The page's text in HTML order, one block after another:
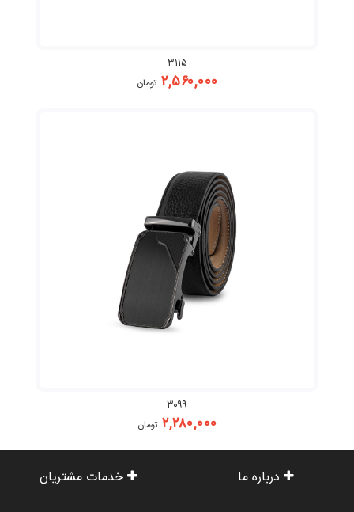
۳۱۱۵
۲,۵۶۰,۰۰۰ تومان
۳۰۹۹
۲,۲۸۰,۰۰۰ تومان
درباره ما خدمات مشتریان